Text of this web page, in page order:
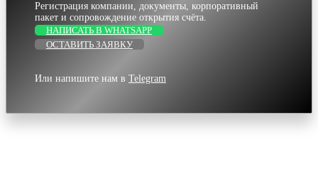
Регистрация компании, документы, корпоративный
пакет и сопровождение открытия счёта.
НАПИСАТЬ В WHATSAPP
ОСТАВИТЬ ЗАЯВКУ
Или напишите нам в Telegram